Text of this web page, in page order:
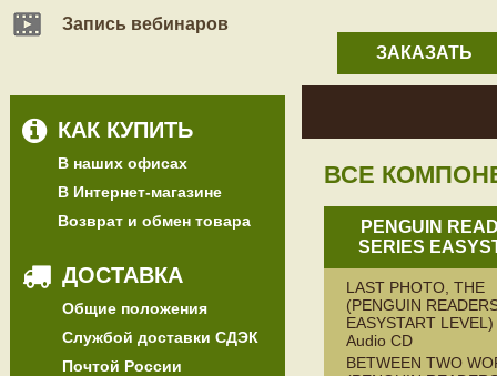
Запись вебинаров
КАК КУПИТЬ
В наших офисах
В Интернет-магазине
Возврат и обмен товара
ДОСТАВКА
Общие положения
Службой доставки СДЭК
Почтой России
ЗАКАЗАТЬ
ВСЕ
PENGUIN
SERIES
LAST PHOTO, THE
(PENGUIN
EASYSTART
Audio CD
BETWEEN TWO